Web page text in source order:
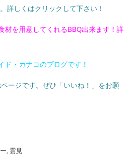
詳しくはクリックして下さい！
材を用意してくれるBBQ出来ます！詳
ド・カナコのブログです！
ージです。ぜひ「いいね！」をお願
, 雲見